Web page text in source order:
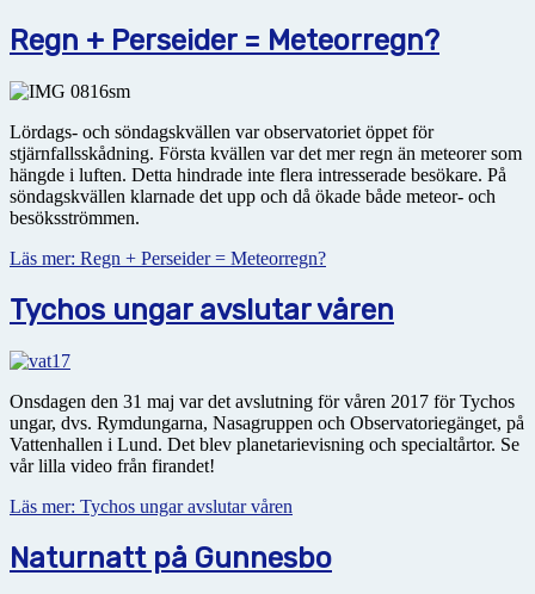
Regn + Perseider = Meteorregn?
Lördags- och söndagskvällen var observatoriet öppet för
stjärnfallsskådning. Första kvällen var det mer regn än meteorer som
hängde i luften. Detta hindrade inte flera intresserade besökare. På
söndagskvällen klarnade det upp och då ökade både meteor- och
besöksströmmen.
Läs mer: Regn + Perseider = Meteorregn?
Tychos ungar avslutar våren
Onsdagen den 31 maj var det avslutning för våren 2017 för Tychos
ungar, dvs. Rymdungarna, Nasagruppen och Observatoriegänget, på
Vattenhallen i Lund. Det blev planetarievisning och specialtårtor. Se
vår lilla video från firandet!
Läs mer: Tychos ungar avslutar våren
Naturnatt på Gunnesbo